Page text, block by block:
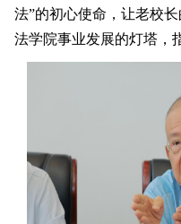
法”的初心使命，让老校
法学院事业发展的灯塔，